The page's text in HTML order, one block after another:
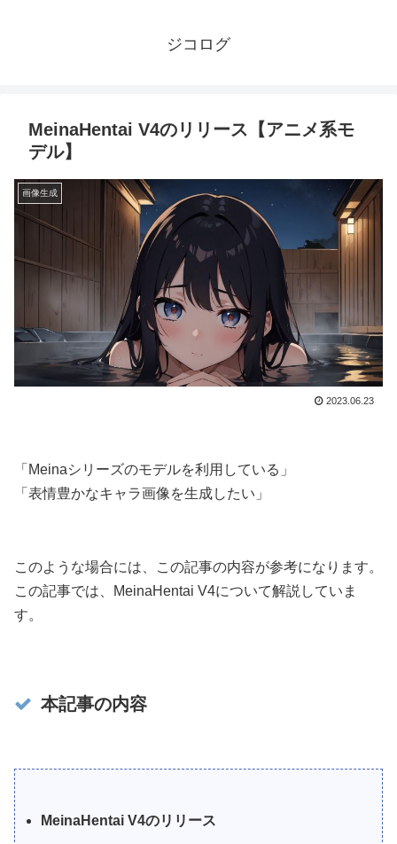
ジコログ
MeinaHentai V4のリリース【アニメ系モ
デル】
画像生成
2023.06.23
「Meinaシリーズのモデルを利用している」
「表情豊かなキャラ画像を生成したい」
このような場合には、この記事の内容が参考になります。
この記事では、MeinaHentai V4について解説していま
す。
本記事の内容
MeinaHentai V4のリリース